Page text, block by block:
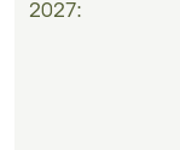
2027: